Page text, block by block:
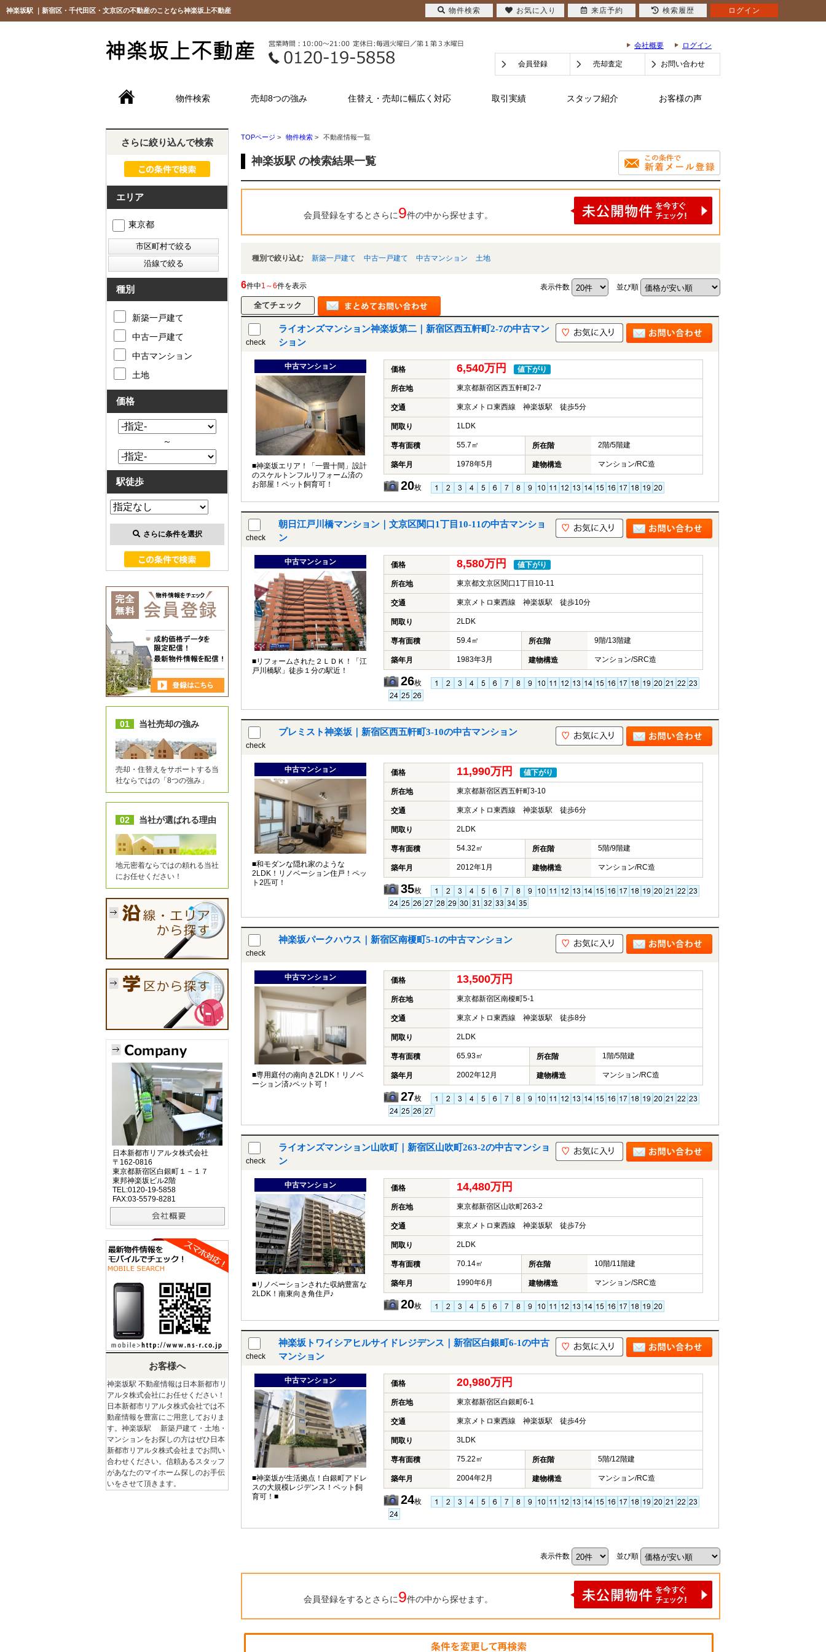
神楽坂駅 ｜新宿区・千代田区・文京区の不動産のことなら神楽坂上不動産
会社概要 ログイン
会員登録 売却査定 お問い合わせ
物件検索 売却8つの強み 住替え・売却に幅広く対応 取引実績 スタッフ紹介 お客様の声
TOPページ > 物件検索 > 不動産情報一覧
神楽坂駅 の検索結果一覧
会員登録をするとさらに9件の中から探せます。
種別で絞り込む 新築一戸建て 中古一戸建て 中古マンション 土地
6件中1～6件を表示 表示件数 並び順
check
ライオンズマンション神楽坂第二｜新宿区西五軒町2-7の中古マン
ション
中古マンション
■神楽坂エリア！「一畳十間」設計
のスケルトンフルリフォーム済の
お部屋！ペット飼育可！
価格 6,540万円 値下がり
所在地 東京都新宿区西五軒町2-7
交通 東京メトロ東西線 神楽坂駅 徒歩5分
間取り 1LDK
専有面積 55.7㎡ 所在階 2階/5階建
築年月 1978年5月 建物構造 マンション/RC造
20枚
check
朝日江戸川橋マンション｜文京区関口1丁目10-11の中古マンショ
ン
中古マンション
■リフォームされた２ＬＤＫ！「江
戸川橋駅」徒歩１分の駅近！
価格 8,580万円 値下がり
所在地 東京都文京区関口1丁目10-11
交通 東京メトロ東西線 神楽坂駅 徒歩10分
間取り 2LDK
専有面積 59.4㎡ 所在階 9階/13階建
築年月 1983年3月 建物構造 マンション/SRC造
26枚
check
プレミスト神楽坂｜新宿区西五軒町3-10の中古マンション
中古マンション
■和モダンな隠れ家のような
2LDK！リノベーション住戸！ペッ
ト2匹可！
価格 11,990万円 値下がり
所在地 東京都新宿区西五軒町3-10
交通 東京メトロ東西線 神楽坂駅 徒歩6分
間取り 2LDK
専有面積 54.32㎡ 所在階 5階/9階建
築年月 2012年1月 建物構造 マンション/RC造
35枚
check
神楽坂パークハウス｜新宿区南榎町5-1の中古マンション
中古マンション
■専用庭付の南向き2LDK！リノベ
ーション済♪ペット可！
価格 13,500万円
所在地 東京都新宿区南榎町5-1
交通 東京メトロ東西線 神楽坂駅 徒歩8分
間取り 2LDK
専有面積 65.93㎡ 所在階 1階/5階建
築年月 2002年12月 建物構造 マンション/RC造
27枚
check
ライオンズマンション山吹町｜新宿区山吹町263-2の中古マンショ
ン
中古マンション
■リノベーションされた収納豊富な
2LDK！南東向き角住戸♪
価格 14,480万円
所在地 東京都新宿区山吹町263-2
交通 東京メトロ東西線 神楽坂駅 徒歩7分
間取り 2LDK
専有面積 70.14㎡ 所在階 10階/11階建
築年月 1990年6月 建物構造 マンション/SRC造
20枚
check
神楽坂トワイシアヒルサイドレジデンス｜新宿区白銀町6‐1の中古
マンション
中古マンション
■神楽坂が生活拠点！白銀町アドレ
スの大規模レジデンス！ペット飼
育可！■
価格 20,980万円
所在地 東京都新宿区白銀町6‐1
交通 東京メトロ東西線 神楽坂駅 徒歩4分
間取り 3LDK
専有面積 75.22㎡ 所在階 5階/12階建
築年月 2004年2月 建物構造 マンション/RC造
24枚
表示件数 並び順
会員登録をするとさらに9件の中から探せます。
さらに絞り込んで検索
エリア
東京都
種別
新築一戸建て
中古一戸建て
中古マンション
土地
価格
～
駅徒歩
さらに条件を選択
01 当社売却の強み
売却・住替えをサポートする当
社ならではの「8つの強み」
02 当社が選ばれる理由
地元密着ならではの頼れる当社
にお任せください！
日本新都市リアルタ株式会社
〒162-0816
東京都新宿区白銀町１－１７
東邦神楽坂ビル2階
TEL:0120-19-5858
FAX:03-5579-8281
お客様へ
神楽坂駅 不動産情報は日本新都市リ
アルタ株式会社にお任せください！
日本新都市リアルタ株式会社では不
動産情報を豊富にご用意しておりま
す。神楽坂駅 新築戸建て・土地・
マンションをお探しの方はぜひ日本
新都市リアルタ株式会社までお問い
合わせください。信頼あるスタッフ
があなたのマイホーム探しのお手伝
いをさせて頂きます。
物件検索 お気に入り 来店予約 検索履歴 ログイン